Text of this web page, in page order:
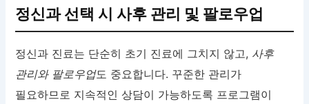
정신과 선택 시 사후 관리 및 팔로우업
정신과 진료는 단순히 초기 진료에 그치지 않고, 사후
관리와 팔로우업도 중요합니다. 꾸준한 관리가
필요하므로 지속적인 상담이 가능하도록 프로그램이